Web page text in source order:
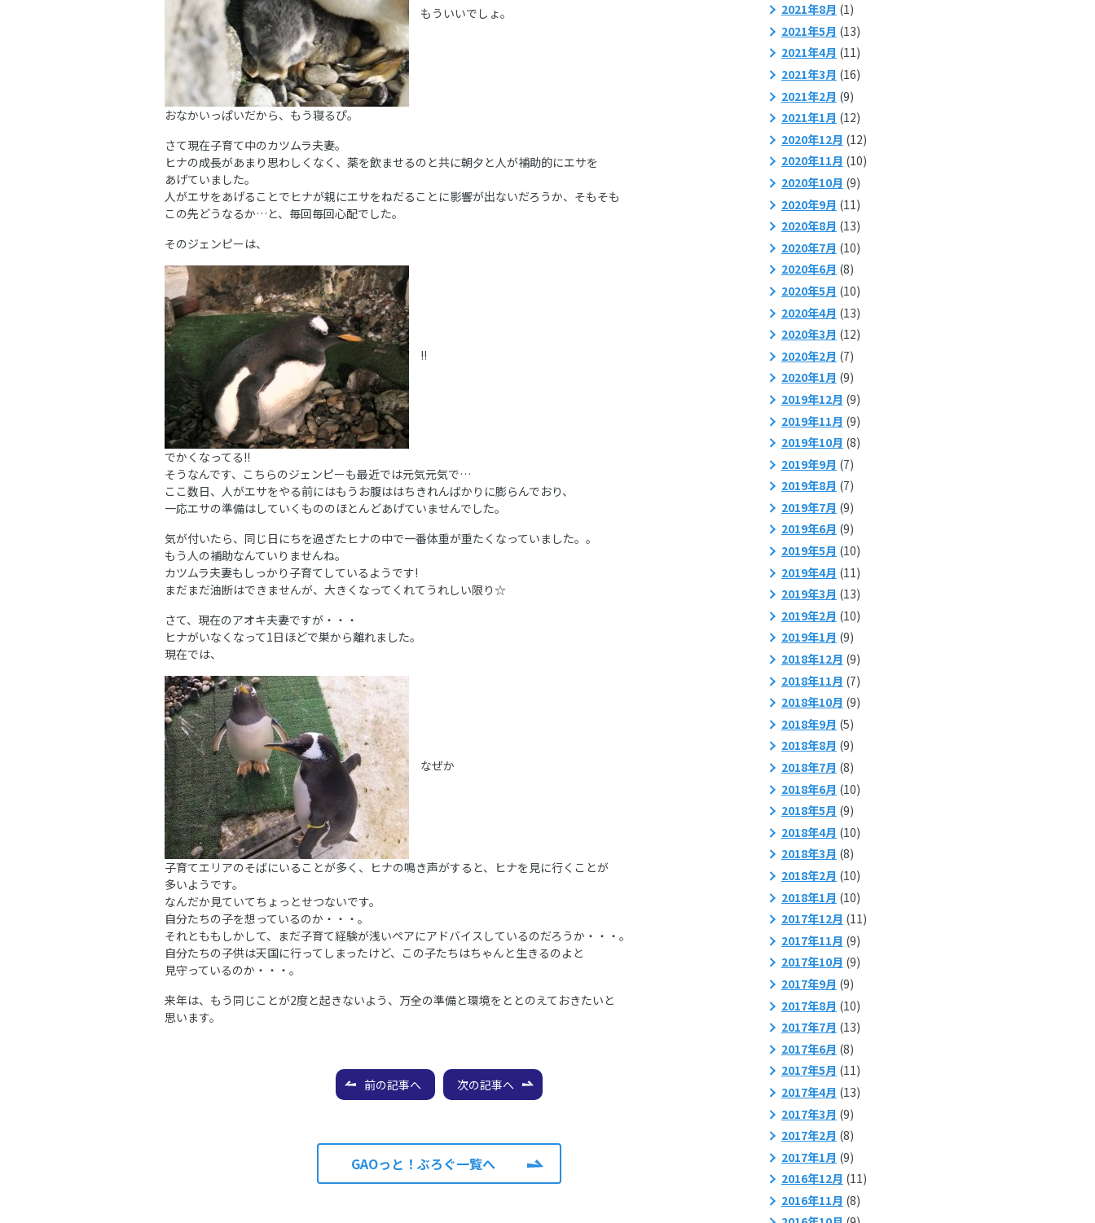
もういいでしょ。
おなかいっぱいだから、もう寝るぴ。
さて現在子育て中のカツムラ夫妻。
ヒナの成長があまり思わしくなく、薬を飲ませるのと共に朝夕と人が補助的にエサを
あげていました。
人がエサをあげることでヒナが親にエサをねだることに影響が出ないだろうか、そもそも
この先どうなるか…と、毎回毎回心配でした。
そのジェンピーは、
!!
でかくなってる!!
そうなんです、こちらのジェンピーも最近では元気元気で…
ここ数日、人がエサをやる前にはもうお腹ははちきれんばかりに膨らんでおり、
一応エサの準備はしていくもののほとんどあげていませんでした。
気が付いたら、同じ日にちを過ぎたヒナの中で一番体重が重たくなっていました。。
もう人の補助なんていりませんね。
カツムラ夫妻もしっかり子育てしているようです!
まだまだ油断はできませんが、大きくなってくれてうれしい限り☆
さて、現在のアオキ夫妻ですが・・・
ヒナがいなくなって1日ほどで巣から離れました。
現在では、
なぜか
子育てエリアのそばにいることが多く、ヒナの鳴き声がすると、ヒナを見に行くことが
多いようです。
なんだか見ていてちょっとせつないです。
自分たちの子を想っているのか・・・。
それとももしかして、まだ子育て経験が浅いペアにアドバイスしているのだろうか・・・。
自分たちの子供は天国に行ってしまったけど、この子たちはちゃんと生きるのよと
見守っているのか・・・。
来年は、もう同じことが2度と起きないよう、万全の準備と環境をととのえておきたいと
思います。
前の記事へ 次の記事へ
GAOっと！ぶろぐ一覧へ
2021年8月 (1)
2021年5月 (13)
2021年4月 (11)
2021年3月 (16)
2021年2月 (9)
2021年1月 (12)
2020年12月 (12)
2020年11月 (10)
2020年10月 (9)
2020年9月 (11)
2020年8月 (13)
2020年7月 (10)
2020年6月 (8)
2020年5月 (10)
2020年4月 (13)
2020年3月 (12)
2020年2月 (7)
2020年1月 (9)
2019年12月 (9)
2019年11月 (9)
2019年10月 (8)
2019年9月 (7)
2019年8月 (7)
2019年7月 (9)
2019年6月 (9)
2019年5月 (10)
2019年4月 (11)
2019年3月 (13)
2019年2月 (10)
2019年1月 (9)
2018年12月 (9)
2018年11月 (7)
2018年10月 (9)
2018年9月 (5)
2018年8月 (9)
2018年7月 (8)
2018年6月 (10)
2018年5月 (9)
2018年4月 (10)
2018年3月 (8)
2018年2月 (10)
2018年1月 (10)
2017年12月 (11)
2017年11月 (9)
2017年10月 (9)
2017年9月 (9)
2017年8月 (10)
2017年7月 (13)
2017年6月 (8)
2017年5月 (11)
2017年4月 (13)
2017年3月 (9)
2017年2月 (8)
2017年1月 (9)
2016年12月 (11)
2016年11月 (8)